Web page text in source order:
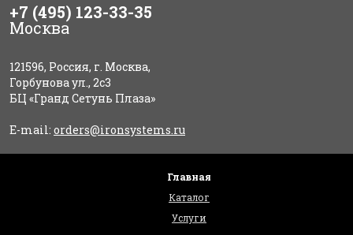
+7 (495) 123-33-35
Москва
121596, Россия, г. Москва,
Горбунова ул., 2с3
БЦ «Гранд Сетунь Плаза»
E-mail: orders@ironsystems.ru
Главная
Каталог
Услуги